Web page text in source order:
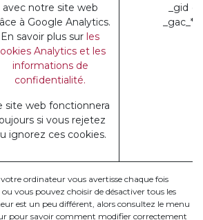
avec notre site web
à Google Analytics.
En savoir plus sur les
Analytics et les
informations de
confidentialité.
site web fonctionnera
si vous rejetez
ignorez ces cookies.
_gid
_gac_*
ordinateur vous avertisse chaque fois
vous pouvez choisir de désactiver tous les
est un peu différent, alors consultez le menu
pour savoir comment modifier correctement